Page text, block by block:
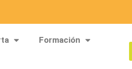
Formación